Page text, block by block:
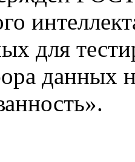
для
данных